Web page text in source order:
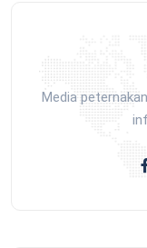
Media